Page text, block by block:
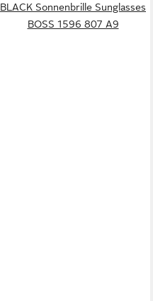
BLACK Sonnenbrille Sunglasses
BOSS 1596 807 A9